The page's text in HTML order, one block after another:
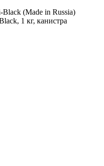
Black (Made in Russia)
1 кг, канистра